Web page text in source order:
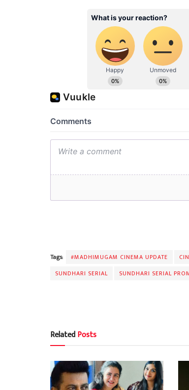
Tags: #MADHIMUGAM CINEMA UPDATE
SUNDHARI SERIAL
SUNDHARI SERIAL
RelatedPosts